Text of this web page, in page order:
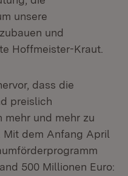
unsere
und
Hoffmeister-Kraut.
dass die
preislich
mehr und mehr zu
Mit dem Anfang April
500 Millionen Euro: